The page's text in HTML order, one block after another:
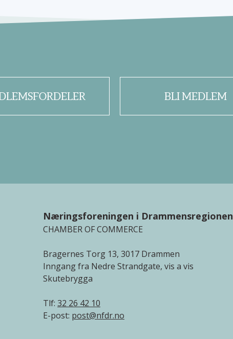
BLI MEDLEM
Næringsforeningen i Drammensregionen
CHAMBER OF COMMERCE
Bragernes Torg 13, 3017 Drammen
Inngang fra Nedre Strandgate, vis a vis
Skutebrygga
Tlf: 32 26 42 10
E-post: post@nfdr.no